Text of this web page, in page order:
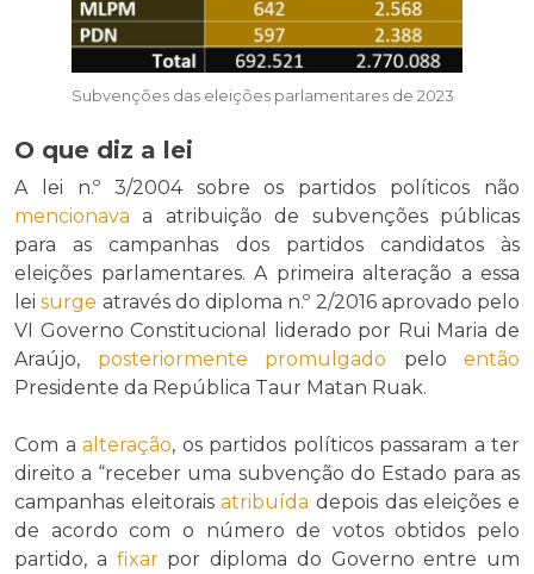
Subvenções das eleições parlamentares de 2023
O que diz a lei
A lei n.º 3/2004 sobre os partidos políticos não
mencionava a atribuição de subvenções públicas
para as campanhas dos partidos candidatos às
eleições parlamentares. A primeira alteração a essa
leisurge através do diploma n.º 2/2016 aprovado pelo
VI Governo Constitucional liderado por Rui Maria de
Araújo, posteriormente promulgado pelo então
Presidente da República Taur Matan Ruak.
Com a alteração, os partidos políticos passaram a ter
direito a “receber uma subvenção do Estado para as
campanhas eleitoraisatribuída depois das eleições e
de acordo com o número de votos obtidos pelo
partido, a fixarpor diploma do Governo entre um